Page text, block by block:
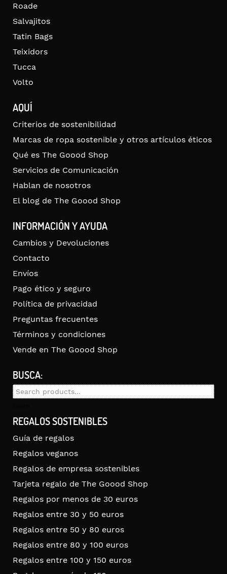
Roade
Salvajitos
Tatin Bags
Teixidors
Tucca
Volto
AQUÍ
Criterios de sostenibilidad
Marcas de ropa sostenible y otros artículos éticos
Qué es The Goood Shop
Servicios de Comunicación
Hablan de nosotros
El blog de The Goood Shop
INFORMACIÓN Y AYUDA
Cambios y Devoluciones
Contacto
Envíos
Pago ético y seguro
Política de privacidad
Preguntas frecuentes
Términos y condiciones
Vende en The Goood Shop
BUSCA:
Search
REGALOS SOSTENIBLES
Guía de regalos
Regalos veganos
Regalos de empresa sostenibles
Tarjeta regalo de The Goood Shop
Regalos por menos de 30 euros
Regalos entre 30 y 50 euros
Regalos entre 50 y 80 euros
Regalos entre 80 y 100 euros
Regalos entre 100 y 150 euros